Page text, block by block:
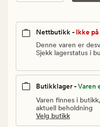
Nettbutikk - Ikke
Denne varen er
Sjekk lagerstatus i
Butikklager -Varen
Varen finnes i
aktuell beholdning
Velg butikk